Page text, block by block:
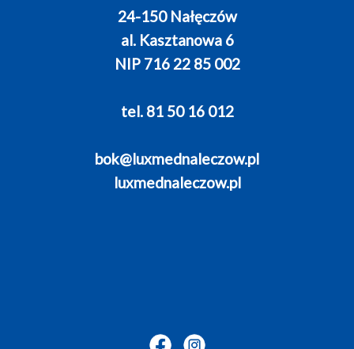
24-150 Nałęczów
al. Kasztanowa 6
NIP 716 22 85 002
tel. 81 50 16 012
bok@luxmednaleczow.pl
luxmednaleczow.pl